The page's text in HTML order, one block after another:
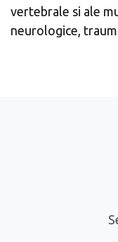
vertebrale si ale
neurologice,